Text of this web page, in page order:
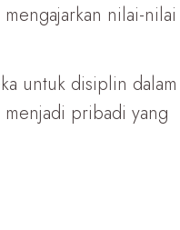
nilai-nilai
untuk disiplin dalam
menjadi pribadi yang